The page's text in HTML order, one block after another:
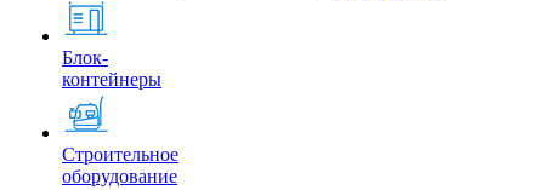
Блок-
контейнеры
Строительное
оборудование